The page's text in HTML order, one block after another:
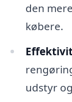
den
købere.
udstyr